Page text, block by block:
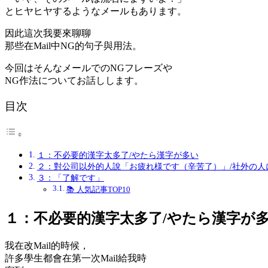
とヒヤヒヤするようなメールもあります。
因此這次我要來聊聊
那些在Mail中NG的句子與用法。
今回はそんなメールでのNGフレーズや
NG作法についてお話しします。
目次
１：不必要的漢字太多了/やたら漢字が多い
２：對公司以外的人說「お疲れ様です（辛苦了）」/社外の人
３：「了解です」
📚 人気記事TOP10
１：不必要的漢字太多了/やたら漢字が
我在改Mail的時候，
許多學生都會在第一次Mail給我時